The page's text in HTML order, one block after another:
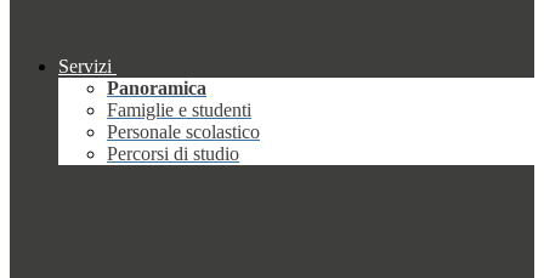
Servizi
Panoramica
Famiglie e studenti
Personale scolastico
Percorsi di studio